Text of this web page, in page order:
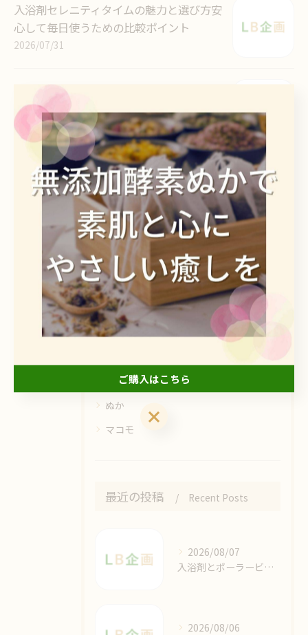
入浴剤セレニティタイムの魅力と選び方安
心して毎日使うための比較ポイント
2026/07/31
入浴剤を最大活用する時間と効果のベス
トバランス徹底解説
2026/07/30
ぬかが肌に優しい弱酸性を保つ理由と敏
感肌に向く選び方ガイド
1 2 3 4 5 ... 34
全てのカテゴリー
ぬか
マコモ
最近の投稿 Recent Posts
2026/08/07
入浴剤とポーラービューティーの魅力を東京都御蔵島村で実感できる選び方ガイド
2026/08/06
ご購入はこちら
ご購入はこちら